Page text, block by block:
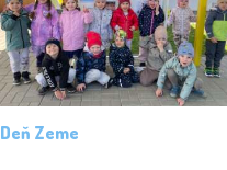
Deň Zeme